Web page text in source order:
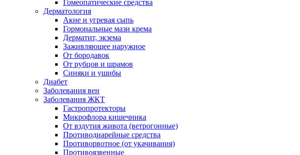
Гомеопатические средства
Дерматология
Акне и угревая сыпь
Гормональные мази крема
Дерматит, экзема
Заживляющее наружное
От бородавок
От рубцов и шрамов
Синяки и ушибы
Диабет
Заболевания вен
Заболевания ЖКТ
Гастропротекторы
Микрофлора кишечника
От вздутия живота (ветрогонные)
Противодиарейные средства
Противорвотное (от укачивания)
Противоязвенные